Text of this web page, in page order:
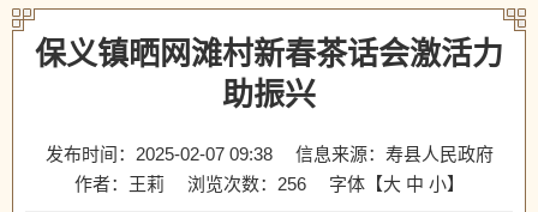
保义镇晒网滩村新春茶话会激活力
助振兴
发布时间：2025-02-07 09:38
信息来源：寿县人民政府
作者：王莉
浏览次数： 256 字体【大 中 小】